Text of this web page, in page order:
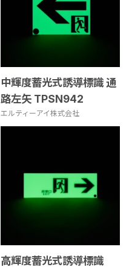
中輝度蓄光式誘導標識 通
路左矢 TPSN942
エルティーアイ株式会社
高輝度蓄光式誘導標識